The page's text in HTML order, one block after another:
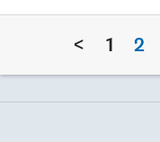
ajouté l’essentiel: au-delà
responsabilité est
l’accès à des services en
partout au pays — et là-
< 1 2